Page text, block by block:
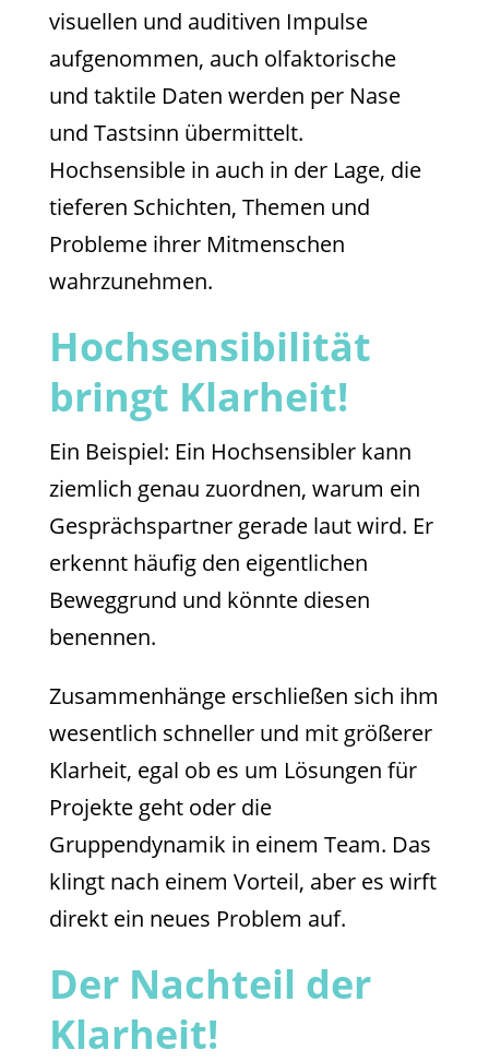
visuellen und auditiven Impulse
aufgenommen, auch olfaktorische
und taktile Daten werden per Nase
und Tastsinn übermittelt.
Hochsensible in auch in der Lage, die
tieferen Schichten, Themen und
Probleme ihrer Mitmenschen
wahrzunehmen.
Hochsensibilität
bringt Klarheit!
Ein Beispiel: Ein Hochsensibler kann
ziemlich genau zuordnen, warum ein
Gesprächspartner gerade laut wird. Er
erkennt häufig den eigentlichen
Beweggrund und könnte diesen
benennen.
Zusammenhänge erschließen sich ihm
wesentlich schneller und mit größerer
Klarheit, egal ob es um Lösungen für
Projekte geht oder die
Gruppendynamik in einem Team. Das
klingt nach einem Vorteil, aber es wirft
direkt ein neues Problem auf.
Der Nachteil der
Klarheit!